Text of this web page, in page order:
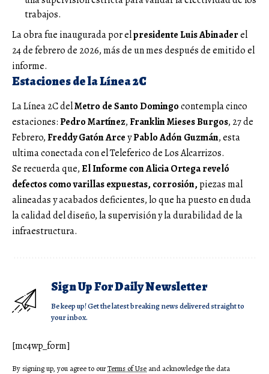
trabajos.
La obra fue inaugurada por elpresidente Luis Abinaderel
24 de febrero de 2026, más de un mes después de emitido el
informe.
Estaciones de la Línea 2C
La Línea 2C delMetro de Santo Domingocontempla cinco
estaciones:Pedro Martínez,Franklin Mieses Burgos, 27 de
Febrero,Freddy Gatón ArceyPablo Adón Guzmán, esta
ultima conectada con el Teleferico de Los Alcarrizos.
Se recuerda que,El Informe con Alicia Ortega reveló
defectos como varillas expuestas, corrosión,piezas mal
alineadas y acabados deficientes, lo que ha puesto en duda
la calidad del diseño, la supervisión y la durabilidad de la
infraestructura.
Sign Up For Daily Newsletter
Be keep up! Get the latest breaking news delivered straight to
your inbox.
[mc4wp_form]
By signing up, you agree to ourTerms of Use and acknowledge the data